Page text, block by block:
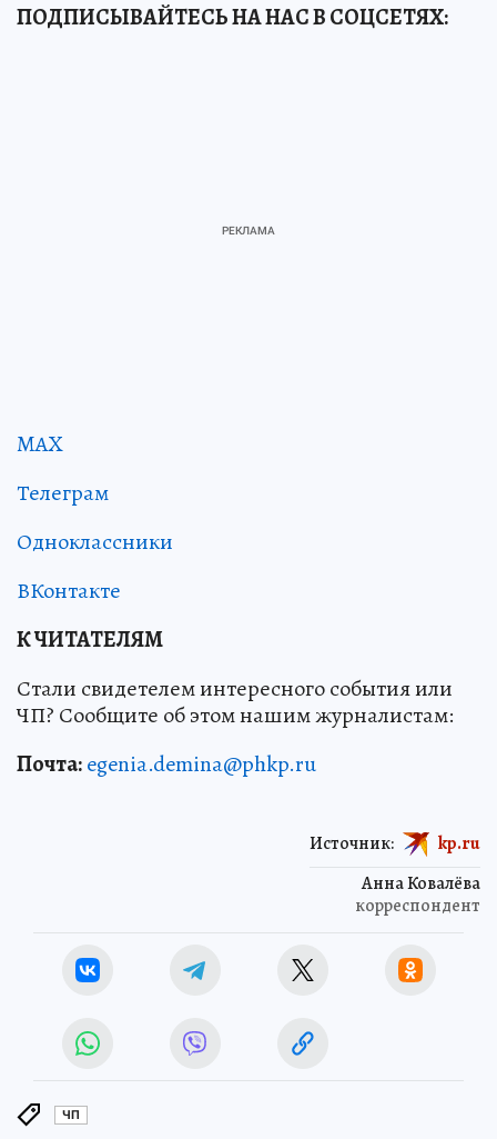
ПОДПИСЫВАЙТЕСЬ НА НАС В СОЦСЕТЯХ:
MAX
Телеграм
Одноклассники
ВКонтакте
К ЧИТАТЕЛЯМ
Стали свидетелем интересного события или
ЧП? Сообщите об этом нашим журналистам:
Почта:egenia.demina@phkp.ru
Анна Ковалёва
корреспондент
Источник: kp.ru
ЧП